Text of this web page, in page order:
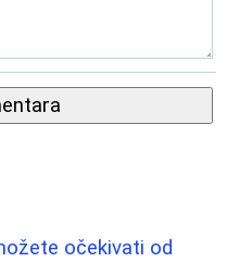
očekivati od